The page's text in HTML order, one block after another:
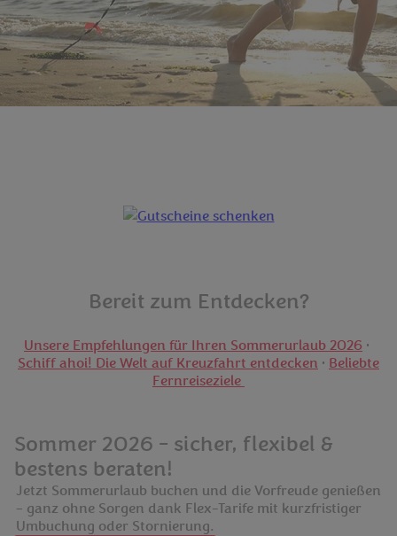
ÖBB / Harald Eisenberger
Bereit zum Entdecken?
Unsere Empfehlungen für Ihren Sommerurlaub 2026 •
Schiff ahoi! Die Welt auf Kreuzfahrt entdecken • Beliebte
Fernreiseziele
Sommer 2026 - sicher, flexibel &
bestens beraten!
Jetzt Sommerurlaub buchen und die Vorfreude genießen
– ganz ohne Sorgen dank Flex-Tarife mit kurzfristiger
Umbuchung oder Stornierung.